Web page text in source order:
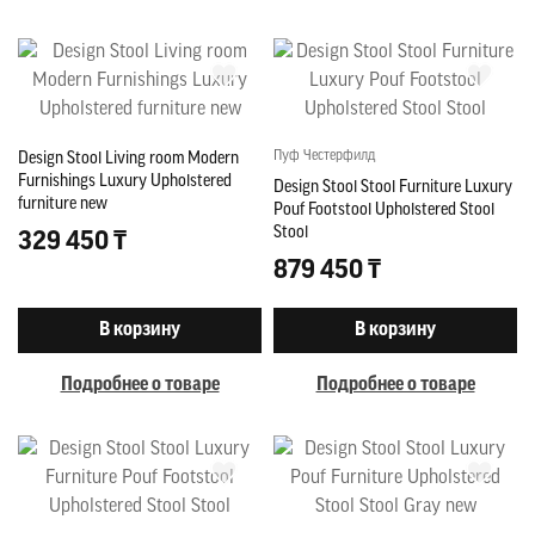
Design Stool Living room Modern
Furnishings Luxury Upholstered
furniture new
329 450 ₸
В корзину
Подробнее о товаре
Пуф Честерфилд
Design Stool Stool Furniture Luxury
Pouf Footstool Upholstered Stool
Stool
879 450 ₸
В корзину
Подробнее о товаре